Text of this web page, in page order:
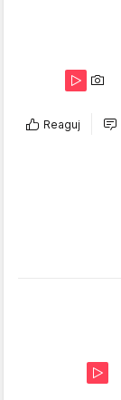
Reaguj